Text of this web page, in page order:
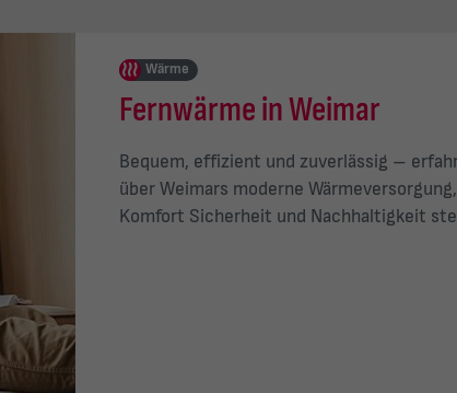
Wärme
Fernwärme in Weimar
Bequem, effizient und zuverlässig –
über Weimars moderne
Komfort Sicherheit und Nachhaltigkeit